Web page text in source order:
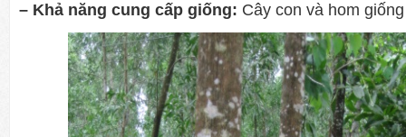
– Khả năng cung cấp giống: Cây con và hom giống